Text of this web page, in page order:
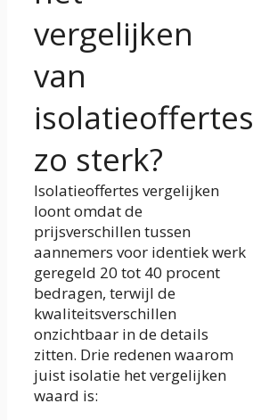
vergelijken
van
isolatieoffertes
zo sterk?
Isolatieoffertes vergelijken
loont omdat de
prijsverschillen tussen
aannemers voor identiek werk
geregeld 20 tot 40 procent
bedragen, terwijl de
kwaliteitsverschillen
onzichtbaar in de details
zitten. Drie redenen waarom
juist isolatie het vergelijken
waard is: